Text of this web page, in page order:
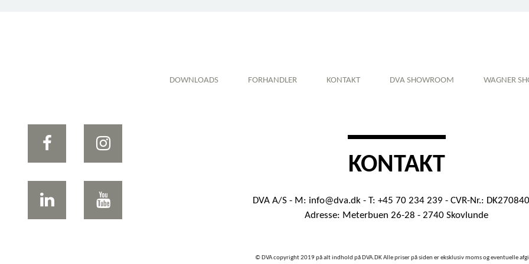
DOWNLOADS FORHANDLER KONTAKT DVA SHOWROOM WAGNER
KONTAKT
DVA A/S - M: info@dva.dk - T: +45 70 234 239 - CVR-Nr.:
Adresse: Meterbuen 26-28 - 2740 Skovlunde
© DVA copyright 2019 på alt indhold på DVA.DK Alle priser på siden er eksklusiv moms og eventuelle